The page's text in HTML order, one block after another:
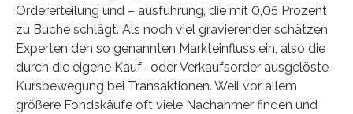
Ordererteilung und – ausführung, die mit 0,05 Prozent
zu Buche schlägt. Als noch viel gravierender schätzen
Experten den so genannten Markteinfluss ein, also die
durch die eigene Kauf- oder Verkaufsorder ausgelöste
Kursbewegung bei Transaktionen. Weil vor allem
größere Fondskäufe oft viele Nachahmer finden und